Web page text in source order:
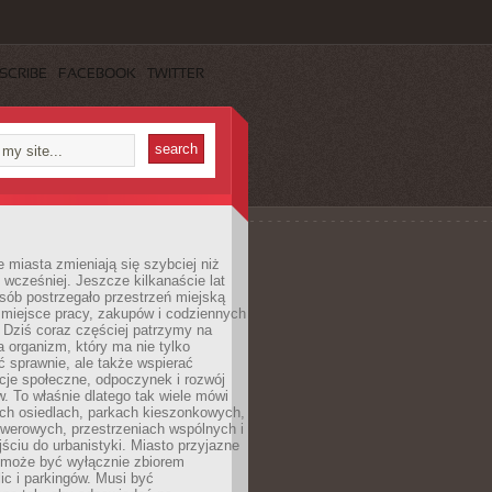
FACEBOOK TWITTER
miasta zmieniają się szybciej niż
wcześniej. Jeszcze kilkanaście lat
postrzegało przestrzeń miejską
miejsce pracy, zakupów i codziennych
Dziś coraz częściej patrzymy na
organizm, który ma nie tylko
sprawnie, ale także wspierać
społeczne, odpoczynek i rozwój
To właśnie dlatego tak wiele mówi
osiedlach, parkach kieszonkowych,
przestrzeniach wspólnych i
do urbanistyki. Miasto przyjazne
być wyłącznie zbiorem
i parkingów. Musi być